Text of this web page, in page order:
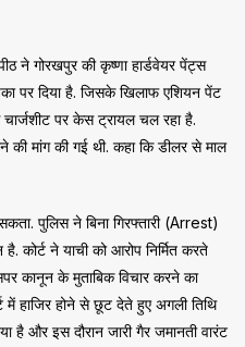
ने गोरखपुर की कृष्णा हार्डवेयर पेंट्स
पर दिया है. जिसके खिलाफ एशियन पेंट
पर केस ट्रायल चल रहा है.
की मांग की गई थी. कहा कि डीलर से माल
पुलिस ने बिना गिरफ्तारी (Arrest)
है. कोर्ट ने याची को आरोप निर्मित करते
कानून के मुताबिक विचार करने का
में हाजिर होने से छूट देते हुए अगली तिथि
और इस दौरान जारी गैर जमानती वारंट